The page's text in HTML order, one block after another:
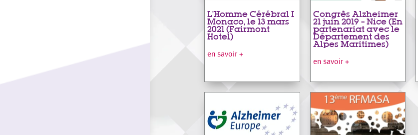
L’Homme Cérébral I
Monaco, le 13 mars
2021 (Fairmont
Hotel)
en savoir +
Congrès Alzheimer
21 juin 2019 – Nice (En
partenariat avec le
Département des
Alpes Maritimes)
en savoir +